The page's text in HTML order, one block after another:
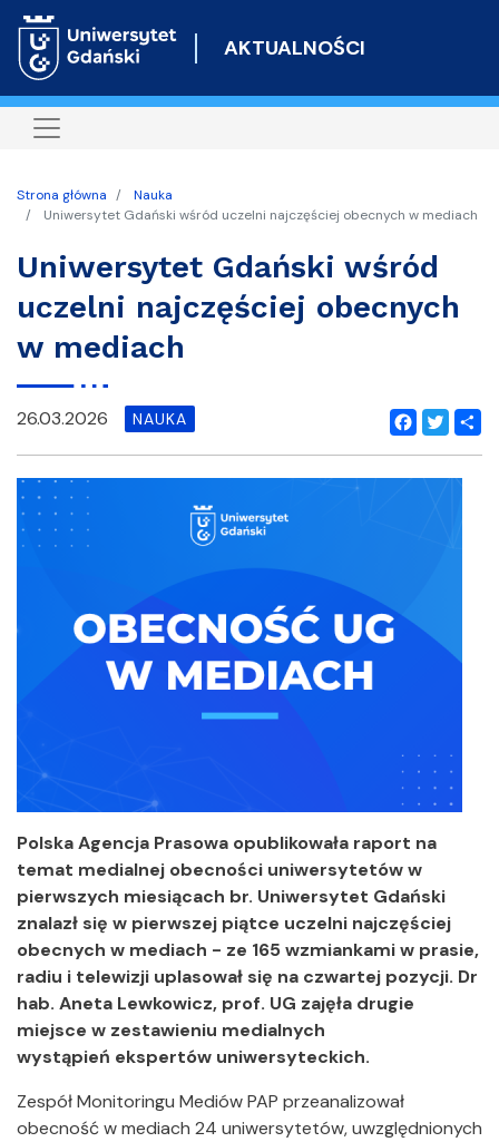
do
AKTUALNOŚCI
Strona główna
Nauka
Uniwersytet Gdański wśród uczelni najczęściej obecnych w mediach
Uniwersytet Gdański wśród
uczelni najczęściej obecnych
w mediach
Facebook
Twitter
26.03.2026 NAUKA
Polska Agencja Prasowa opublikowała raport na
temat medialnej obecności uniwersytetów w
pierwszych miesiącach br. Uniwersytet Gdański
znalazł się w pierwszej piątce uczelni najczęściej
obecnych w mediach - ze 165 wzmiankami w prasie,
radiu i telewizji uplasował się na czwartej pozycji. Dr
hab. Aneta Lewkowicz, prof. UG zajęła drugie
miejsce w zestawieniu medialnych
wystąpień ekspertów uniwersyteckich.
Zespół Monitoringu Mediów PAP przeanalizował
obecność w mediach 24 uniwersytetów, uwzględnionych